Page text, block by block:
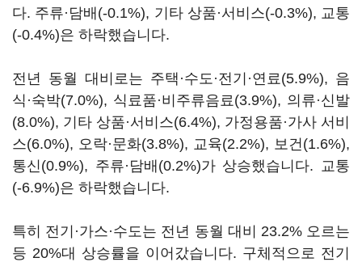
다. 주류·담배(-0.1%), 기타 상품·서비스(-0.3%), 교통
(-0.4%)은 하락했습니다.
전년 동월 대비로는 주택·수도·전기·연료(5.9%), 음
식·숙박(7.0%), 식료품·비주류음료(3.9%), 의류·신발
(8.0%), 기타 상품·서비스(6.4%), 가정용품·가사 서비
스(6.0%), 오락·문화(3.8%), 교육(2.2%), 보건(1.6%),
통신(0.9%), 주류·담배(0.2%)가 상승했습니다. 교통
(-6.9%)은 하락했습니다.
특히 전기·가스·수도는 전년 동월 대비 23.2% 오르는
등 20%대 상승률을 이어갔습니다. 구체적으로 전기